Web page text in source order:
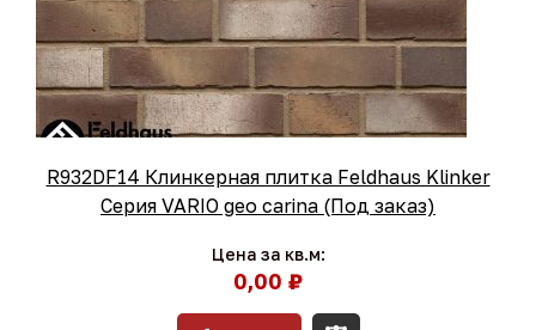
R932DF14 Клинкерная плитка Feldhaus Klinker
Серия VARIO geo carina (Под заказ)
Цена за кв.м:
0,00 ₽